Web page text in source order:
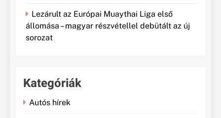
Lezárult az Európai Muaythai Liga első
állomása – magyar részvétellel debütált az új
sorozat
Kategóriák
Autós hírek